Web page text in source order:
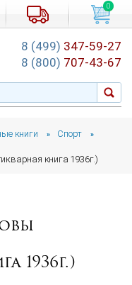
книги » Спорт »
книга 1936г.)
1936г.)
0
8 (499) 347-59-27
8 (800) 707-43-67